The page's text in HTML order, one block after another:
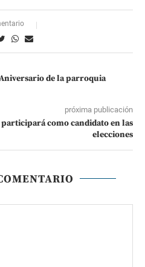
de la parroquia
próxima publicación
como candidato en las
elecciones